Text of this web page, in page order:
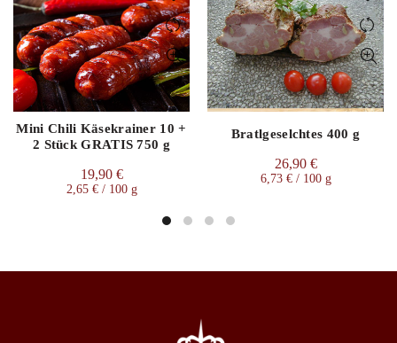
Mini Chili Käsekrainer 10 +
2 Stück GRATIS 750 g
19,90 €
2,65 €/ 100 g
Bratlgeselchtes 400 g
26,90 €
6,73 €/ 100 g